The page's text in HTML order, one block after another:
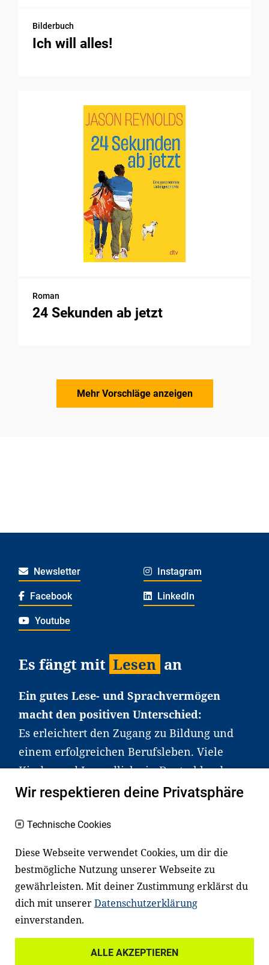
Bilderbuch
Ich will alles!
Roman
24 Sekunden ab jetzt
Mehr Vorschläge anzeigen
Newsletter Instagram
Facebook LinkedIn
Youtube
Es fängt mit Lesen an
Ein gutes Lese- und Sprachvermögen
macht den positiven Unterschied:
Es erleichtert den Zugang zu Bildung und
einem erfolgreichen Berufsleben. Viele
Kinder und Jugendliche in Deutschland
haben aber große Schwierigkeiten dabei.
an Familien sowie an Erzieher*innen,
Lehrer*innen und andere
Fachexpert*innen. Dafür arbeiten wir eng
mit Ministerien, wissenschaftlichen
Einrichtungen, Verbänden, Unternehmen
und anderen Stiftungen zusammen.
Wir respektieren deine Privatsphäre
Technische Cookies
Diese Webseite verwendet Cookies, um dir die
bestmögliche Nutzung unserer Webseite zu
gewährleisten. Mit deiner Zustimmung erklärst du
dich mit unsererDatenschutzerklärung
einverstanden.
ALLE AKZEPTIEREN